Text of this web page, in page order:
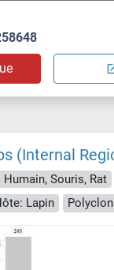
(Internal
Humain, Souris, Rat
Lapin